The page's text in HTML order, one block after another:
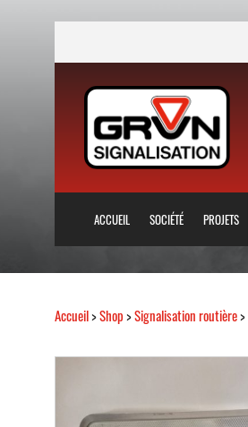
ACCUEIL SOCIÉTÉ PROJETS
Accueil>Shop>Signalisation routière>